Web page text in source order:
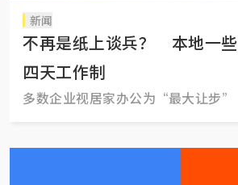
新闻
不再是纸上谈兵？ 本地一
四天工作制
多数企业视居家办公为“最大让步”